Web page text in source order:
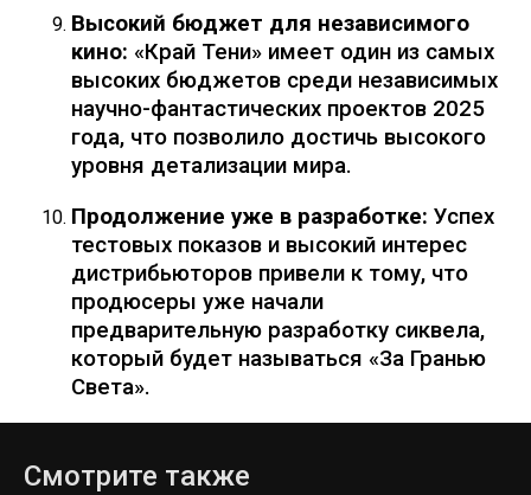
Высокий бюджет для независимого
кино: «Край Тени» имеет один из самых
высоких бюджетов среди независимых
научно-фантастических проектов 2025
года, что позволило достичь высокого
уровня детализации мира.
Продолжение уже в разработке: Успех
тестовых показов и высокий интерес
дистрибьюторов привели к тому, что
продюсеры уже начали
предварительную разработку сиквела,
который будет называться «За Гранью
Света».
Смотрите также